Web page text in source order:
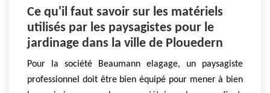
Ce qu'il faut savoir sur les matériels
utilisés par les paysagistes pour le
jardinage dans la ville de Plouedern
Pour la société Beaumann elagage, un paysagiste
professionnel doit être bien équipé pour mener à bien